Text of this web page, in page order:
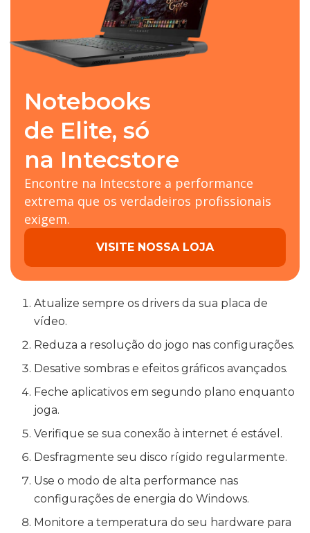
Notebooks
de Elite, só
na Intecstore
Encontre na Intecstore a performance
extrema que os verdadeiros profissionais
exigem.
VISITE NOSSA LOJA
Atualize sempre os drivers da sua placa de
vídeo.
Reduza a resolução do jogo nas configurações.
Desative sombras e efeitos gráficos avançados.
Feche aplicativos em segundo plano enquanto
joga.
Verifique se sua conexão à internet é estável.
Desfragmente seu disco rígido regularmente.
Use o modo de alta performance nas
configurações de energia do Windows.
Monitore a temperatura do seu hardware para